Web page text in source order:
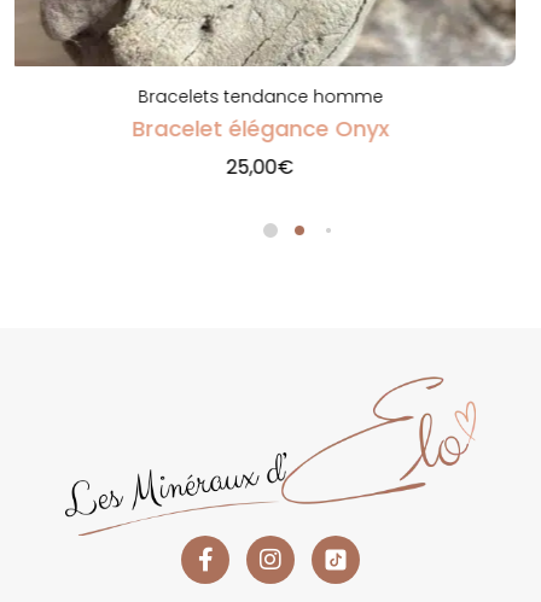
Bracelets tendance femme
Bracelet élégance Oeil de tigre
25,00€